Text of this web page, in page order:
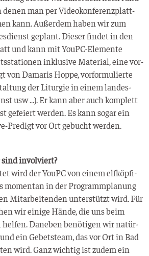
denen man per Video­kon­fe­renz­platt­
kann. Außer­dem haben wir zum
geplant. Die­ser fin­det in den
und kann mit YouPC-Ele­men­te
inklu­si­ve Mate­ri­al, eine vor­
von Dama­ris Hop­pe, vor­for­mu­lier­te
der Lit­ur­gie in einem lan­des­
usw …). Er kann aber auch kom­plett
gefei­ert wer­den. Es kann sogar ein
Pre­digt vor Ort gebucht werden.
involviert?
wird der YouPC von einem elf­köp­fi­
momen­tan in der Pro­gramm­pla­nung
Mit­ar­bei­ten­den unter­stützt wird. Für
wir eini­ge Hän­de, die uns beim
hel­fen. Dane­ben benö­ti­gen wir natür­
ein Gebets­team, das vor Ort in Bad
wird. Ganz wich­tig ist zudem ein